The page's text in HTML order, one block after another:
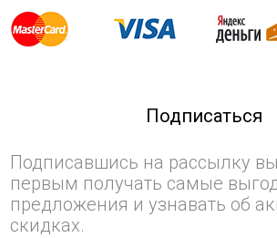
Подписаться
Подписавшись на рассылку
первым получать самые
предложения и узнавать об
скидках.